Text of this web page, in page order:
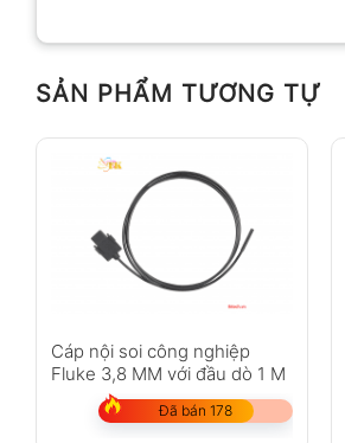
SẢN PHẨM TƯƠNG TỰ
Cáp nội soi công nghiệp
Fluke 3,8 MM với đầu dò 1 M
Đã bán 178